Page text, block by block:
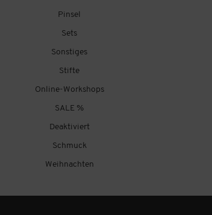
Pinsel
Sets
Sonstiges
Stifte
Online-Workshops
SALE %
Deaktiviert
Schmuck
Weihnachten